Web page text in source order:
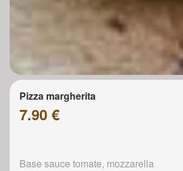
Pizza margherita
7.90 €
Base sauce tomate, mozzarella